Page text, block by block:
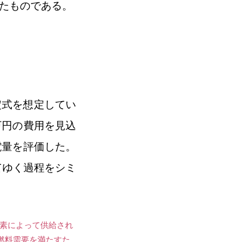
ものである。
を想定してい
の費用を見込
を評価した。
く過程をシミ
によって供給され
料需要を満たすた